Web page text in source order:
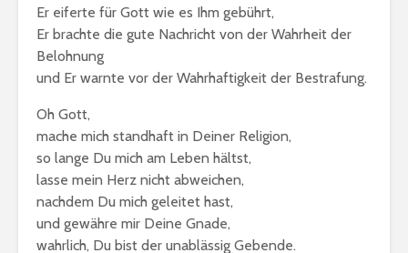
Er eiferte für Gott wie es Ihm gebührt,
Er brachte die gute Nachricht von der Wahrheit der
Belohnung
und Er warnte vor der Wahrhaftigkeit der Bestrafung.
Oh Gott,
mache mich standhaft in Deiner Religion,
so lange Du mich am Leben hältst,
lasse mein Herz nicht abweichen,
nachdem Du mich geleitet hast,
und gewähre mir Deine Gnade,
wahrlich, Du bist der unablässig Gebende.